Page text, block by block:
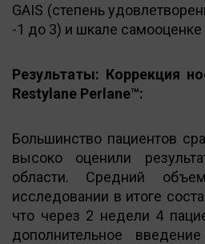
GAIS (степень
-1 до 3) и шкале самооценке
Результаты: Коррекция
Restylane Perlane™:
Большинство пациентов
высоко оценили
области. Средний
исследовании в итоге
что через 2 недели 4
дополнительное